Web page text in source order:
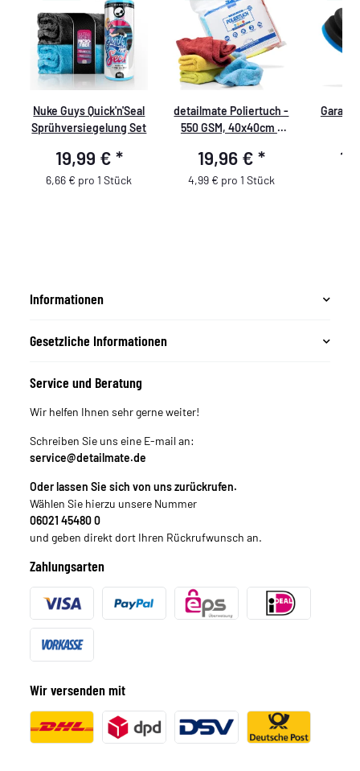
Nuke Guys Quick'n'Seal
Sprühversiegelung Set
19,99 € *
6,66 € pro 1 Stück
detailmate Poliertuch -
550 GSM, 40x40cm -
verpackt - 4er Pack
19,96 € *
4,99 € pro 1 Stück
Garage
Informationen
Gesetzliche Informationen
Service und Beratung
Wir helfen Ihnen sehr gerne weiter!
Schreiben Sie uns eine E-mail an:
service@detailmate.de
Oder lassen Sie sich von uns zurückrufen.
Wählen Sie hierzu unsere Nummer
06021 45480 0
und geben direkt dort Ihren Rückrufwunsch an.
Zahlungsarten
Wir versenden mit